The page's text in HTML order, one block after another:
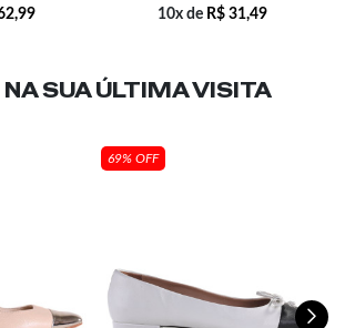
10x de R$ 31,49
SUAÚLTIMA VISITA
69% OFF